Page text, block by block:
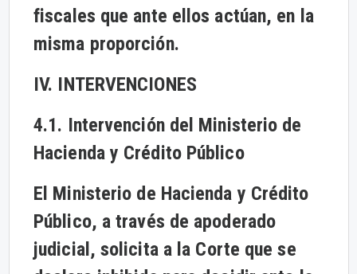
fiscales que ante ellos actúan, en la
misma proporción.
IV. INTERVENCIONES
4.1. Intervención del Ministerio de
Hacienda y Crédito Público
El Ministerio de Hacienda y Crédito
Público, a través de apoderado
judicial, solicita a la Corte que se